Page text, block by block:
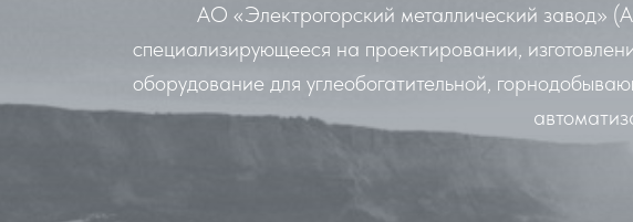
АО «Электрогорский металлический завод»
специализирующееся на проектировании,
оборудование для углеобогатительной,